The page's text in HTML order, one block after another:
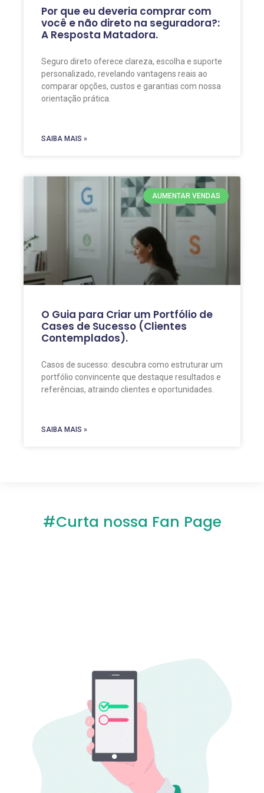
Por que eu deveria comprar com
você e não direto na seguradora?:
A Resposta Matadora.
Seguro direto oferece clareza, escolha e suporte
personalizado, revelando vantagens reais ao
comparar opções, custos e garantias com nossa
orientação prática.
SAIBA MAIS »
AUMENTAR VENDAS
O Guia para Criar um Portfólio de
Cases de Sucesso (Clientes
Contemplados).
Casos de sucesso: descubra como estruturar um
portfólio convincente que destaque resultados e
referências, atraindo clientes e oportunidades.
SAIBA MAIS »
#Curta nossa Fan Page